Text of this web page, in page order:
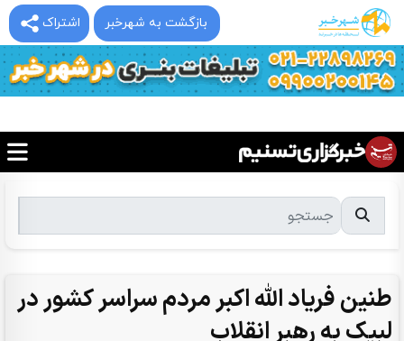
اشتراک بازگشت به شهرخبر